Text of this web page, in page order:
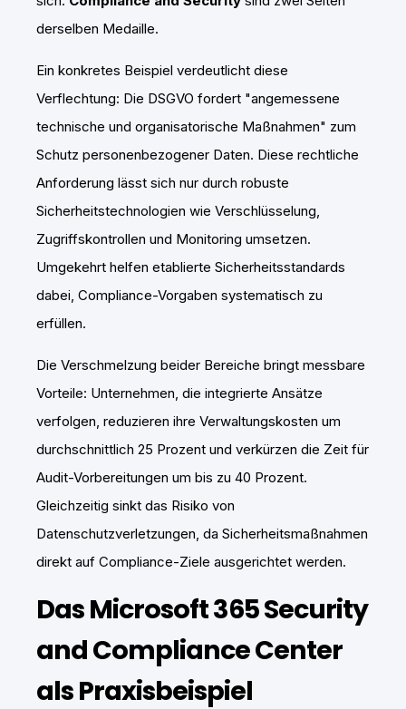
derselben Medaille.
Ein konkretes Beispiel verdeutlicht diese
Verflechtung: Die DSGVO fordert "angemessene
technische und organisatorische Maßnahmen" zum
Schutz personenbezogener Daten. Diese rechtliche
Anforderung lässt sich nur durch robuste
Sicherheitstechnologien wie Verschlüsselung,
Zugriffskontrollen und Monitoring umsetzen.
Umgekehrt helfen etablierte Sicherheitsstandards
dabei, Compliance-Vorgaben systematisch zu
erfüllen.
Die Verschmelzung beider Bereiche bringt messbare
Vorteile: Unternehmen, die integrierte Ansätze
verfolgen, reduzieren ihre Verwaltungskosten um
durchschnittlich 25 Prozent und verkürzen die Zeit für
Audit-Vorbereitungen um bis zu 40 Prozent.
Gleichzeitig sinkt das Risiko von
Datenschutzverletzungen, da Sicherheitsmaßnahmen
direkt auf Compliance-Ziele ausgerichtet werden.
Das Microsoft 365 Security
and Compliance Center
als Praxisbeispiel